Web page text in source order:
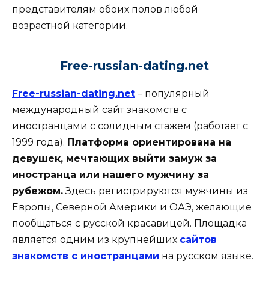
представителям обоих полов любой
возрастной категории.
Free-russian-dating.net
Free-russian-dating.net – популярный
международный сайт знакомств с
иностранцами с солидным стажем (работает с
1999 года). Платформа ориентирована на
девушек, мечтающих выйти замуж за
иностранца или нашего мужчину за
рубежом.Здесь регистрируются мужчины из
Европы, Северной Америки и ОАЭ, желающие
пообщаться с русской красавицей. Площадка
является одним из крупнейших сайтов
знакомств с иностранцами на русском языке.